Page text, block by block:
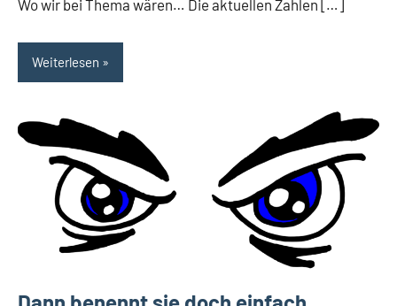
Wo wir bei Thema wären… Die aktuellen Zahlen […]
Weiterlesen